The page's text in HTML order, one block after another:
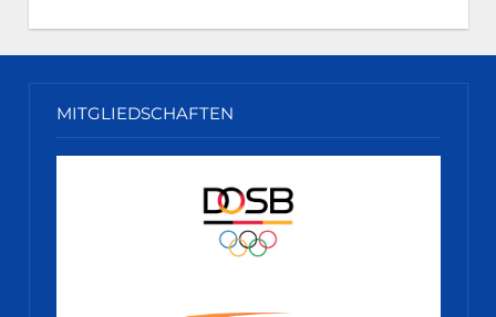
MITGLIEDSCHAFTEN